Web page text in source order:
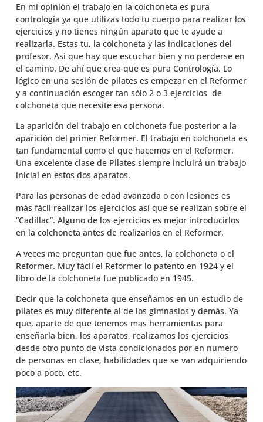
En mi opinión el trabajo en la colchoneta es pura
contrología ya que utilizas todo tu cuerpo para realizar los
ejercicios y no tienes ningún aparato que te ayude a
realizarla. Estas tu, la colchoneta y las indicaciones del
profesor. Así que hay que escuchar bien y no perderse en
el camino. De ahí que crea que es pura Contrología. Lo
lógico en una sesión de pilates es empezar en el Reformer
y a continuación escoger tan sólo 2 o 3 ejercicios de
colchoneta que necesite esa persona.
La aparición del trabajo en colchoneta fue posterior a la
aparición del primer Reformer. El trabajo en colchoneta es
tan fundamental como el que hacemos en el Reformer.
Una excelente clase de Pilates siempre incluirá un trabajo
inicial en estos dos aparatos.
Para las personas de edad avanzada o con lesiones es
más fácil realizar los ejercicios así que se realizan sobre el
“Cadillac”. Alguno de los ejercicios es mejor introducirlos
en la colchoneta antes de realizarlos en el Reformer.
A veces me preguntan que fue antes, la colchoneta o el
Reformer. Muy fácil el Reformer lo patento en 1924 y el
libro de la colchoneta fue publicado en 1945.
Decir que la colchoneta que enseñamos en un estudio de
pilates es muy diferente al de los gimnasios y demás. Ya
que, aparte de que tenemos mas herramientas para
enseñarla bien, los aparatos, realizamos los ejercicios
desde otro punto de vista condicionados por en numero
de personas en clase, habilidades que se van adquiriendo
poco a poco, etc.